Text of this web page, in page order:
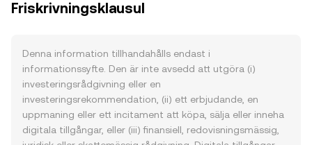
Friskrivningsklausul
Denna information tillhandahålls endast i
informationssyfte. Den är inte avsedd att utgöra (i)
investeringsrådgivning eller en
investeringsrekommendation, (ii) ett erbjudande, en
uppmaning eller ett incitament att köpa, sälja eller inneha
digitala tillgångar, eller (iii) finansiell, redovisningsmässig,